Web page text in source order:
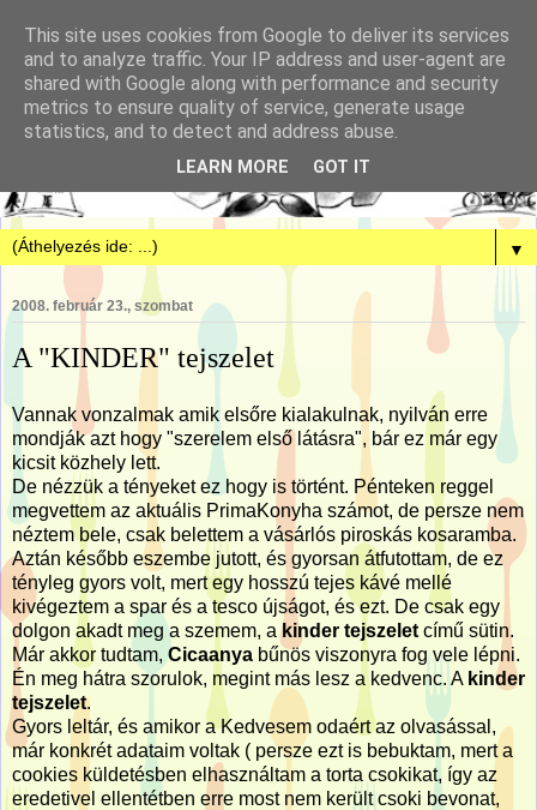
▼
2008. február 23., szombat
A "KINDER" tejszelet
Vannak vonzalmak amik elsőre kialakulnak, nyilván erre
mondják azt hogy "szerelem első látásra", bár ez már egy
kicsit közhely lett.
De nézzük a tényeket ez hogy is történt. Pénteken reggel
megvettem az aktuális PrimaKonyha számot, de persze nem
néztem bele, csak belettem a vásárlós piroskás kosaramba.
Aztán később eszembe jutott, és gyorsan átfutottam, de ez
tényleg gyors volt, mert egy hosszú tejes kávé mellé
kivégeztem a spar és a tesco újságot, és ezt. De csak egy
dolgon akadt meg a szemem, akinder tejszelet című sütin.
Már akkor tudtam, Cicaanya bűnös viszonyra fog vele lépni.
Én meg hátra szorulok, megint más lesz a kedvenc. A kinder
tejszelet.
Gyors leltár, és amikor a Kedvesem odaért az olvasással,
már konkrét adataim voltak ( persze ezt is bebuktam, mert a
cookies küldetésben elhasználtam a torta csokikat, így az
eredetivel ellentétben erre most nem került csoki bevonat,
This site uses cookies from Google to deliver its services
and to analyze traffic. Your IP address and user-agent are
shared with Google along with performance and security
metrics to ensure quality of service, generate usage
statistics, and to detect and address abuse.
LEARN MORE GOT IT